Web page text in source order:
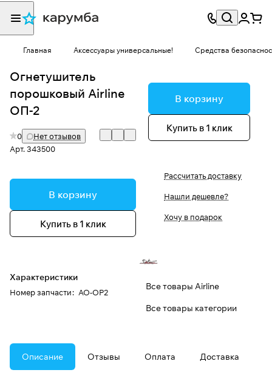
Главная Аксессуары универсальные! Средства
Огнетушитель
порошковый Airline
ОП-2
0
Нет отзывов
Арт.343500
В корзину
Купить в 1 клик
Характеристики
Номер запчасти: AO-OP2
В корзину
Купить в 1 клик
Рассчитать доставку
Нашли дешевле?
Хочу в подарок
Все товары Airline
Все товары категории
Описание Отзывы Оплата Доставка